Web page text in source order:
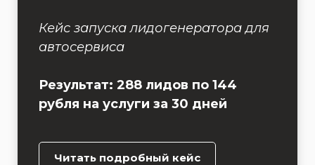
Кейс запуска лидогенератора для
автосервиса
Результат: 288 лидов по 144
рубля на услуги за 30 дней
Читать подробный кейс